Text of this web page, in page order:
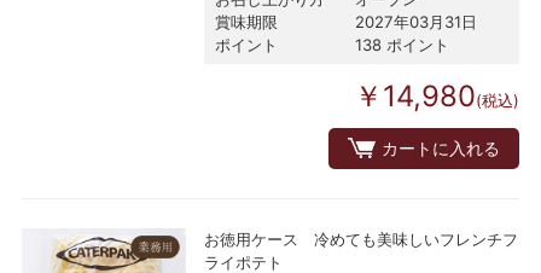
賞味期限
2027年03月31日
ポイント
138 ポイント
￥14,980(税込)
カートに入れる
お徳用ケース 冷めても美味しいフレンチフ
ライポテト